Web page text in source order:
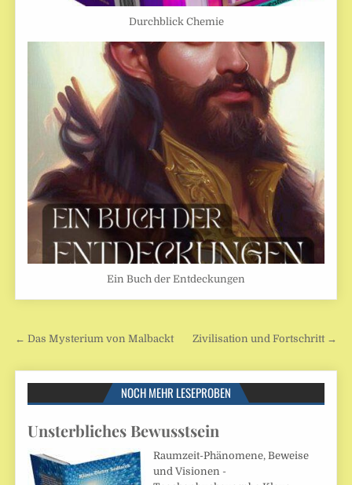
Durchblick Chemie
Ein Buch der Entdeckungen
Beitragsnavigation
← Das Mysterium von Malbackt Zivilisation und Fortschritt →
NOCH MEHR LESEPROBEN
Unsterbliches Bewusstsein
Raumzeit-Phänomene, Beweise
und Visionen -